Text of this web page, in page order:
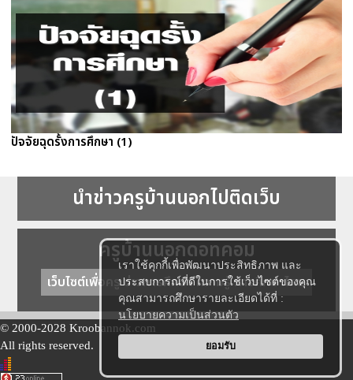
เราใช้คุกกี้เพื่อพัฒนาประสิทธิภาพ และ
ประสบการณ์ที่ดีในการใช้เว็บไซต์ของคุณ
คุณสามารถศึกษารายละเอียดได้ที่ :
นโยบายความเป็นส่วนตัว
ยอมรับ
ปัจจัยฉุดรั้งการศึกษา (1)
นำข่าวครูบ้านนอกไปติดเว็บ
ครูบ้านนอกดอทคอม
เว็บไซต์เพื่อครู ข่าวการศึกษา ความรู้ การศึกษาไทย
© 2000-2028 Kroobannok.com
All rights reserved.